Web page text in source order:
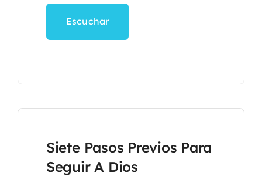
Escuchar
Siete Pasos Previos Para
Seguir A Dios